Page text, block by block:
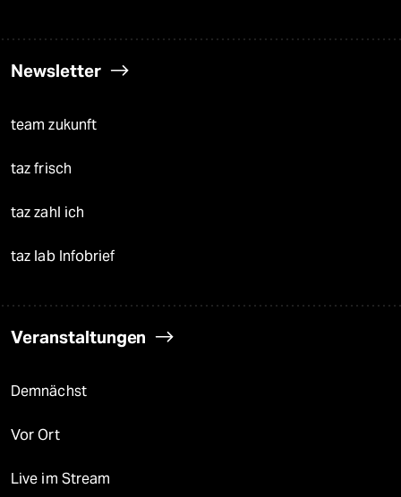
Newsletter
team zukunft
taz frisch
taz zahl ich
taz lab Infobrief
Veranstaltungen
Demnächst
Vor Ort
Live im Stream